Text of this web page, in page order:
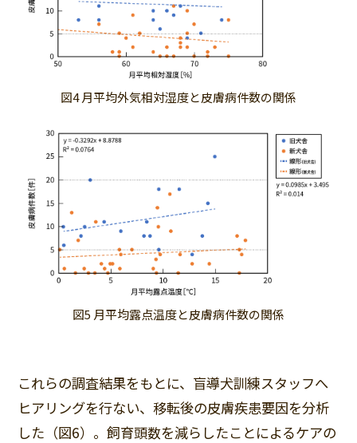
図4 月平均外気相対湿度と皮膚病件数の関係
図5 月平均露点温度と皮膚病件数の関係
これらの調査結果をもとに、盲導犬訓練スタッフへ
ヒアリングを行ない、移転後の皮膚疾患要因を分析
した（図6）。飼育頭数を減らしたことによるケアの